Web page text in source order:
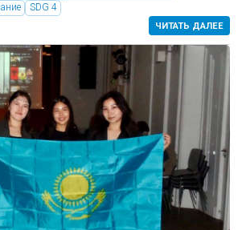
кафедре программного обеспечения
SDG 4
ЧИТАТЬ ДАЛЕЕ